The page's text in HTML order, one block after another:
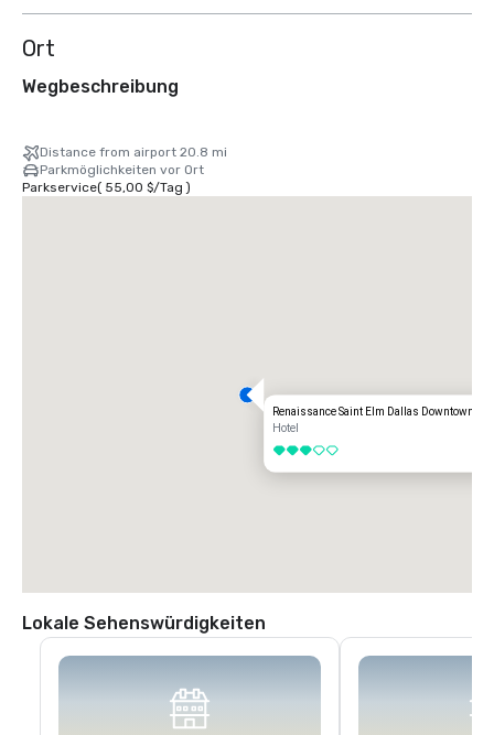
Ort
Wegbeschreibung
Distance from airport 20.8 mi
Parkmöglichkeiten vor Ort
Parkservice( 55,00 $/Tag )
Renaissance Saint Elm Dallas Downtown
Hotel
3 von 5
Lokale Sehenswürdigkeiten